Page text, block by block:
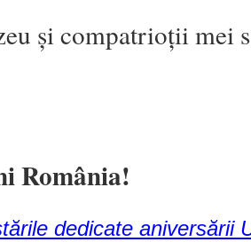
și compatrioții mei
România!
dedicate aniversării